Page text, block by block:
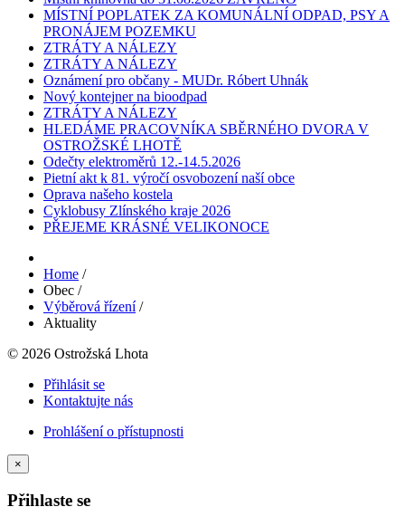
MÍSTNÍ POPLATEK ZA KOMUNÁLNÍ ODPAD, PSY A
PRONÁJEM POZEMKU
ZTRÁTY A NÁLEZY
ZTRÁTY A NÁLEZY
Oznámení pro občany - MUDr. Róbert Uhnák
Nový kontejner na bioodpad
ZTRÁTY A NÁLEZY
HLEDÁME PRACOVNÍKA SBĚRNÉHO DVORA V
OSTROŽSKÉ LHOTĚ
Odečty elektroměrů 12.-14.5.2026
Pietní akt k 81. výročí osvobození naší obce
Oprava našeho kostela
Cyklobusy Zlínského kraje 2026
PŘEJEME KRÁSNÉ VELIKONOCE
Home /
Obec /
Výběrová řízení /
Aktuality
© 2026 Ostrožská Lhota
Přihlásit se
Kontaktujte nás
Prohlášení o přístupnosti
×
Přihlaste se